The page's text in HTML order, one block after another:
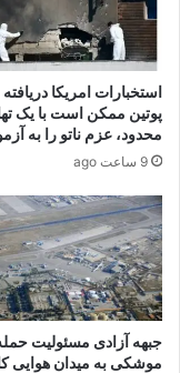
استخبارات امریکا
پوتین ممکن است با یک
محدود، عزم ناتو را به
9 ساعت ago
جبهه آزادی مسئولیت
موشکی به میدان هوایی